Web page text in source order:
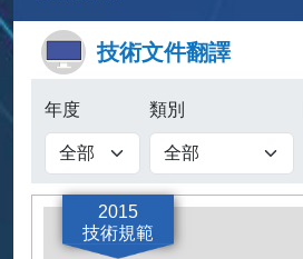
技術文件翻譯
年度 類別
2015
技術規範